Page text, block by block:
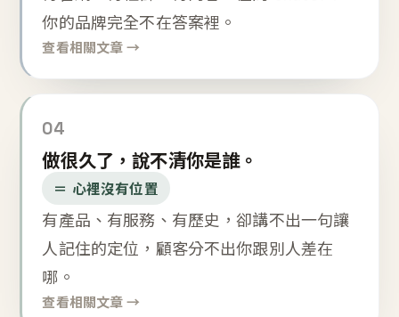
你的品牌完全不在答案裡。
查看相關文章 →
04
做很久了，說不清你是誰。
＝ 心裡沒有位置
有產品、有服務、有歷史，卻講不出一句讓
人記住的定位，顧客分不出你跟別人差在
哪。
查看相關文章 →